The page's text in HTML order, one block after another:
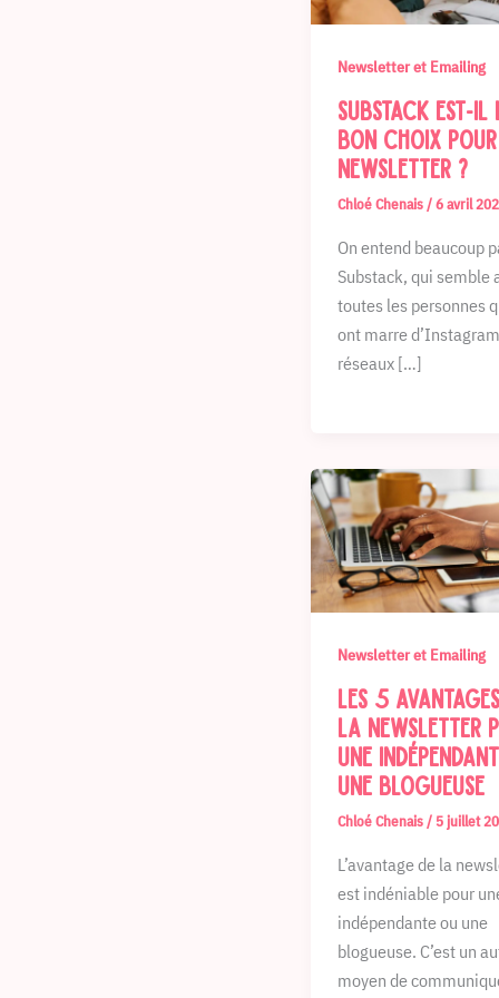
Newsletter et Emailing
Substack est-il
bon choix pour
newsletter ?
Chloé Chenais/6 avril
On entend beaucoup
Substack, qui semble
toutes les personnes
ont marre
réseaux […]
Newsletter et Emailing
Les 5
la newsletter
une
une blogueuse
Chloé Chenais/ 5 juillet
L’avantage de la
est indéniable pour
indépendante ou une
blogueuse. C’est un
moyen de